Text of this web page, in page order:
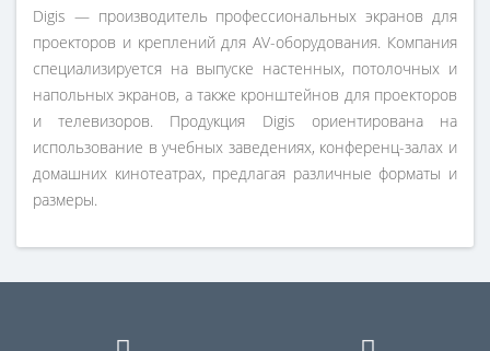
Digis — производитель профессиональных экранов для
проекторов и креплений для AV-оборудования. Компания
специализируется на выпуске настенных, потолочных и
напольных экранов, а также кронштейнов для проекторов
и телевизоров. Продукция Digis ориентирована на
использование в учебных заведениях, конференц-залах и
домашних кинотеатрах, предлагая различные форматы и
размеры.